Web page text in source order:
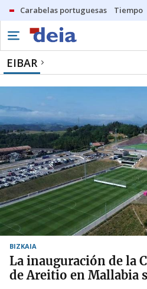
Carabelas portuguesas Tiempo
EIBAR
BIZKAIA
La inauguración de la
de Areitio en Mallabia